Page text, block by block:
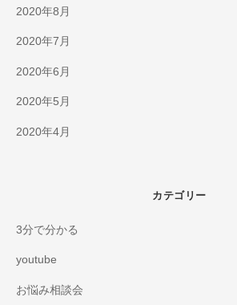
2020年8月
2020年7月
2020年6月
2020年5月
2020年4月
カテゴリー
3分で分かる
youtube
お悩み相談会